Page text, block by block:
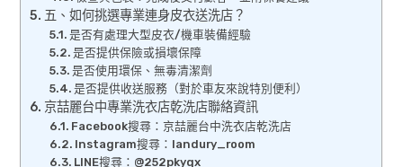
五、如何挑選專業連身皮衣送洗店？
是否有處理大型皮衣/機車裝備經驗
是否提供保險或損壞保障
是否使用環保、無毒清潔劑
是否提供收送服務（對於車友來說特別便利）
京喆麗台中專業洗衣店乾洗店聯絡資訊
Facebook搜尋：京喆麗台中洗衣店乾洗店
Instagram搜尋：landury_room
LINE搜尋：@252pkyqx